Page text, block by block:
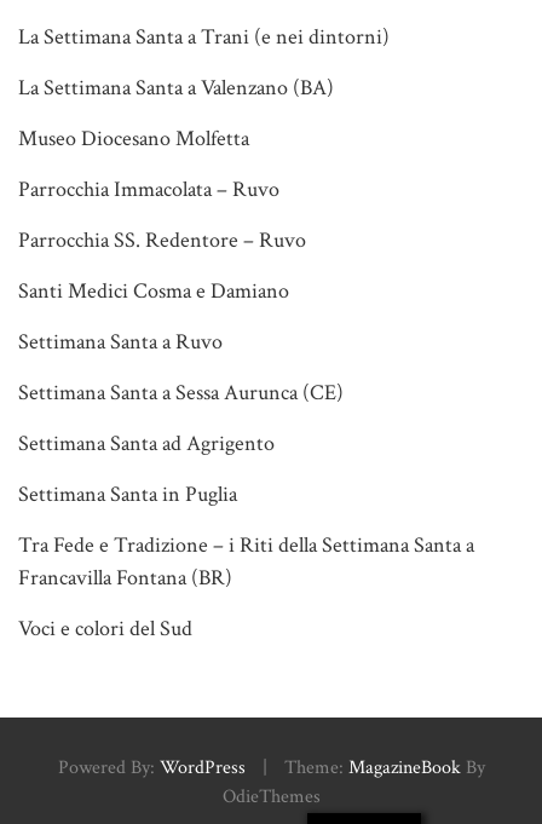
La Settimana Santa a Trani (e nei dintorni)
La Settimana Santa a Valenzano (BA)
Museo Diocesano Molfetta
Parrocchia Immacolata – Ruvo
Parrocchia SS. Redentore – Ruvo
Santi Medici Cosma e Damiano
Settimana Santa a Ruvo
Settimana Santa a Sessa Aurunca (CE)
Settimana Santa ad Agrigento
Settimana Santa in Puglia
Tra Fede e Tradizione – i Riti della Settimana Santa a
Francavilla Fontana (BR)
Voci e colori del Sud
Powered By: WordPress Theme: MagazineBookBy
OdieThemes